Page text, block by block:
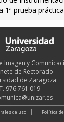
1ª prueba práctica
Imagen y
de Rectorado
de Zaragoza
976 761 019
de uso Política